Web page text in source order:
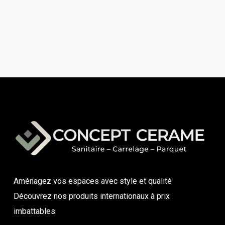
Aménagez vos espaces avec style et qualité
Découvrez nos produits internationaux à prix
imbattables.